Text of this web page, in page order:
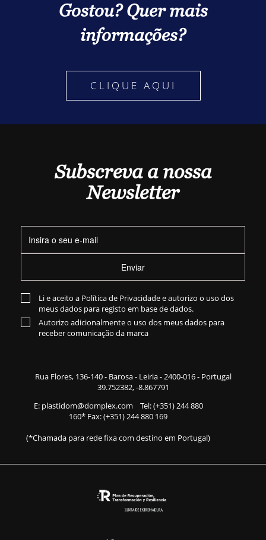
Gostou? Quer mais
informações?
CLIQUE AQUI
Subscreva a nossa
Newsletter
Enviar
Li e aceito a Política de Privacidadee autorizo o uso dos
meus dados para registo em base de dados.
Autorizo adicionalmente o uso dos meus dados para
receber comunicação da marca
Rua Flores, 136-140- Barosa - Leiria - 2400-016 - Portugal
39.752382, -8.867791
E: plastidom@domplex.com Tel:(+351) 244 880
160* Fax: (+351) 244 880 169
(*Chamada para rede fixa com destino em Portugal)